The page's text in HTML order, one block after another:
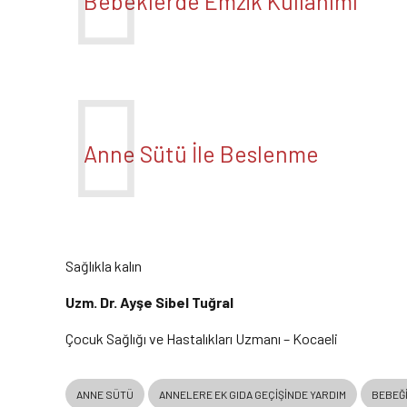
Anne Sütü İle Beslenme
Sağlıkla kalın
Uzm. Dr. Ayşe Sibel Tuğral
Çocuk Sağlığı ve Hastalıkları Uzmanı – Kocaeli
ANNE SÜTÜ ANNELERE EK GIDA GEÇIŞINDE YARDIM